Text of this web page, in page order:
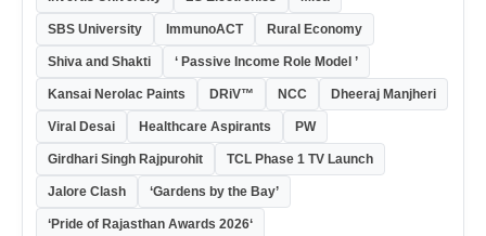
SBS University ImmunoACT Rural Economy
Shiva and Shakti ‘ Passive Income Role Model ’
Kansai Nerolac Paints DRiV™ NCC Dheeraj Manjheri
Viral Desai Healthcare Aspirants PW
Girdhari Singh Rajpurohit TCL Phase 1 TV Launch
Jalore Clash ‘Gardens by the Bay’
‘Pride of Rajasthan Awards 2026‘